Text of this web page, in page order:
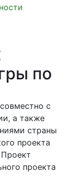
по
с
а также
страны
проекта
проекта